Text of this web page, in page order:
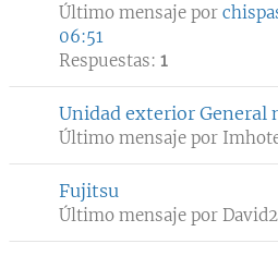
Último mensaje por
06:51
Respuestas: 1
Unidad exterior General
Último mensaje por
Fujitsu
Último mensaje por